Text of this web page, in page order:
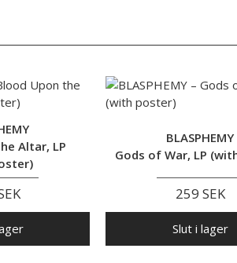
Altar, LP
BLASPHEMY
Gods of War, LP
259 SEK
Slut i lager